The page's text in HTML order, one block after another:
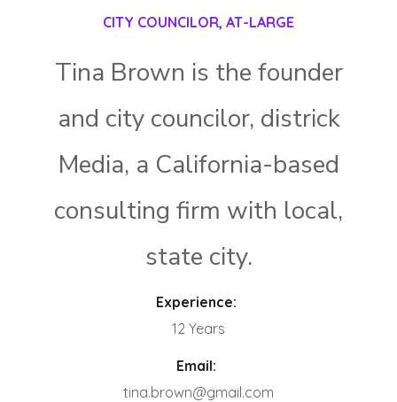
CITY COUNCILOR, AT-LARGE
Tina Brown is the founder
and city councilor, districk
Media, a California-based
consulting firm with local,
state city.
Experience:
12 Years
Email:
tina.brown@gmail.com